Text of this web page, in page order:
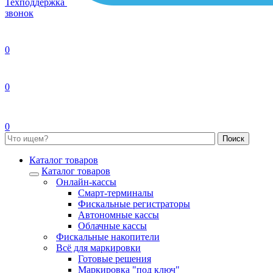
Техподдержка
звонок
0
0
0
Каталог товаров
Каталог товаров
Онлайн-кассы
Смарт-терминалы
Фискальные регистраторы
Автономные кассы
Облачные кассы
Фискальные накопители
Всё для маркировки
Готовые решения
Маркировка "под ключ"